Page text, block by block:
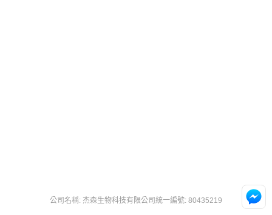
公司名稱: 杰森生物科技有限公司 統一編號: 80435219